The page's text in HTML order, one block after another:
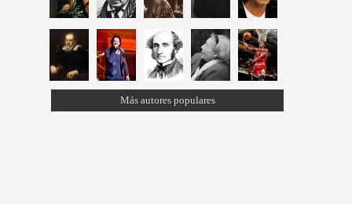
Más autores populares